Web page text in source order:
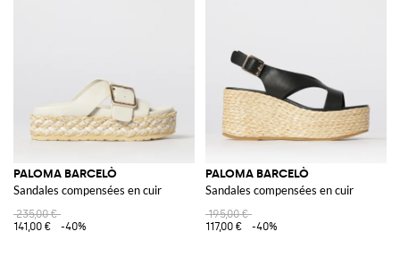
PALOMA BARCELÒ
Sandales compensées en cuir
235,00 €
141,00 €
-40%
PALOMA BARCELÒ
Sandales compensées en cuir
195,00 €
117,00 €
-40%